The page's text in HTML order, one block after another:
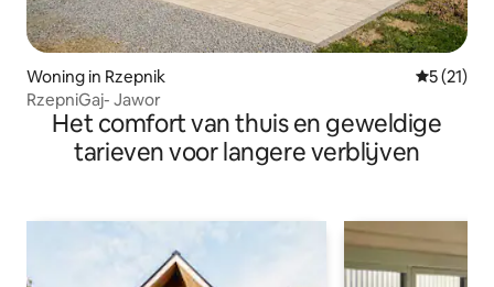
Woning in Rzepnik
5 (21)
RzepniGaj- Jawor
Het comfort van thuis en geweldige
tarieven voor langere verblijven